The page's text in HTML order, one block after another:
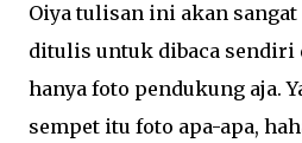
Oiya tulisan ini akan
ditulis untuk dibaca sendiri
hanya foto pendukung aja.
sempet itu foto apa-apa,